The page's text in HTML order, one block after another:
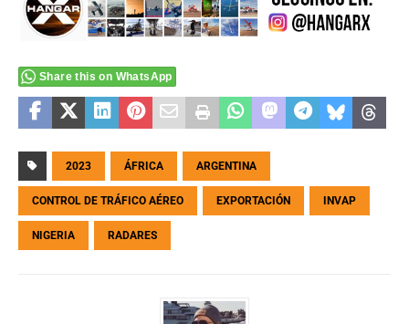
Share this on WhatsApp
2023 ÁFRICA ARGENTINA
CONTROL DE TRÁFICO AÉREO EXPORTACIÓN INVAP
NIGERIA RADARES